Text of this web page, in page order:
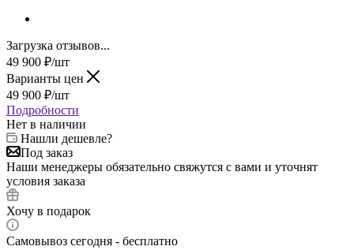
Загрузка отзывов...
49 900 ₽/шт
Варианты цен
49 900 ₽/шт
Подробности
Нет в наличии
Нашли дешевле?
Под заказ
Наши менеджеры обязательно свяжутся с вами и уточнят
условия заказа
Хочу в подарок
Самовывоз сегодня - бесплатно